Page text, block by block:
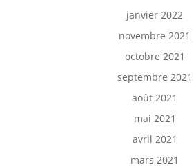
janvier 2022
novembre 2021
octobre 2021
septembre 2021
août 2021
mai 2021
avril 2021
mars 2021